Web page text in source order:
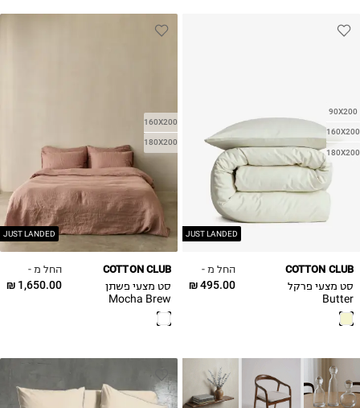
JUST LANDED
90X200
160X200
180X200
החל מ -
495.00 ₪
COTTON CLUB
סט מצעי פרקל
Butter
JUST LANDED
160X200
180X200
החל מ -
1,650.00 ₪
COTTON CLUB
סט מצעי פשתן
Mocha Brew